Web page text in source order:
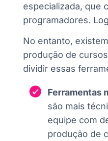
especializada, que
programadores.
No entanto,
produção de
dividir essas
Ferramentas
são mais
equipe com
produção de